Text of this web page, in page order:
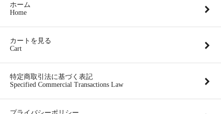
ホーム
Home
カートを見る
Cart
特定商取引法に基づく表記
Specified Commercial Transactions Law